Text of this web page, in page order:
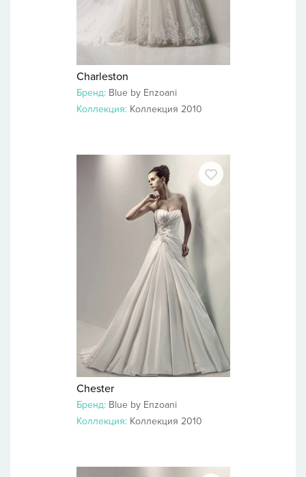
Charleston
Бренд: Blue by Enzoani
Коллекция: Коллекция 2010
Chester
Бренд: Blue by Enzoani
Коллекция: Коллекция 2010